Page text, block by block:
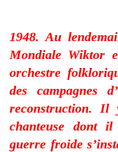
1948. Au
Mondiale Wiktor
orchestre
des campagnes
reconstruction. Il
chanteuse dont
guerre froide